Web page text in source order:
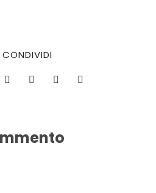
CONDIVIDI